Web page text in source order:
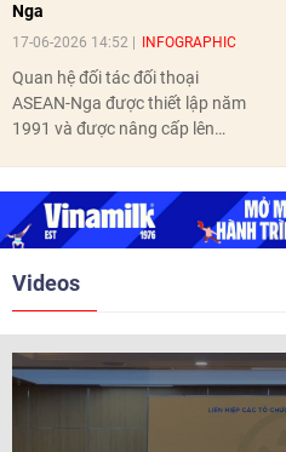
Nga
17-06-2026 14:52 INFOGRAPHIC
Quan hệ đối tác đối thoại
ASEAN-Nga được thiết lập năm
1991 và được nâng cấp lên
nghị Cấp cao vào các năm 2005,
2010, 2016, 2018, 2021.
Videos